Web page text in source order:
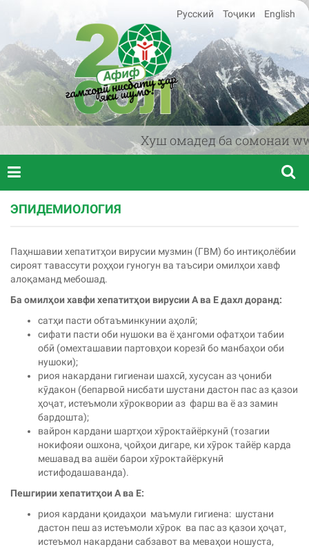
Хуш омадед ба сомонаи
Русский Тоҷики English
ЭПИДЕМИОЛОГИЯ
Паҳншавии хепатитҳои вирусии музмин (ГВМ) бо интиқолёбии
сироят тавассути роҳҳои гуногун ва таъсири омилҳои хавф
алоқаманд мебошад.
Ба омилҳои хавфи хепатитҳои вирусии А ва Е дахл доранд:
сатҳи пасти обтаъминкунии аҳолӣ;
сифати пасти оби нушоки ва ё ҳангоми офатҳои табии
обӣ (омехташавии партовҳои корезӣ бо манбаҳои оби
нушоки);
риоя накардани гигиенаи шахсӣ, хусусан аз ҷониби
кӯдакон (бепарвоӣ нисбати шустани дастон пас аз қазои
ҳоҷат, истеъмоли хӯроквории аз фарш ва ё аз замин
бардошта);
вайрон кардани шартҳои хӯроктайёркунӣ (тозагии
нокифояи ошхона, ҷойҳои дигаре, ки хӯрок тайёр карда
мешавад ва ашёи барои хӯроктайёркунӣ
истифодашаванда).
Пешгирии хепатитҳои А ва Е:
риоя кардани қоидаҳои маъмули гигиена: шустани
дастон пеш аз истеъмоли хӯрок ва пас аз қазои ҳоҷат,
истеъмол накардани сабзавот ва меваҳои ношуста,